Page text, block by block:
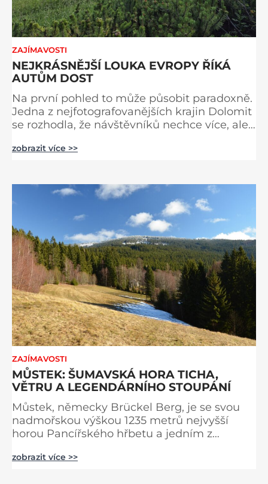
ZAJÍMAVOSTI
NEJKRÁSNĚJŠÍ LOUKA EVROPY ŘÍKÁ
AUTŮM DOST
Na první pohled to může působit paradoxně.
Jedna z nejfotografovanějších krajin Dolomit
se rozhodla, že návštěvníků nechce více, ale
louka v Evropě, zavádí od léta 2026 nová
přijíždějí. Nejde o boj proti turistům. Jde o
ochranu krajiny, která už nechce být obětí
vlastního úspě
zobrazit více >>
ZAJÍMAVOSTI
MŮSTEK: ŠUMAVSKÁ HORA TICHA,
VĚTRU A LEGENDÁRNÍHO STOUPÁNÍ
Můstek, německy Brückel Berg, je se svou
nadmořskou výškou 1235 metrů nejvyšší
horou Pancířského hřbetu a jedním z
Šumavy. Přestože nestojí v centru hlavních
zobrazit více >>